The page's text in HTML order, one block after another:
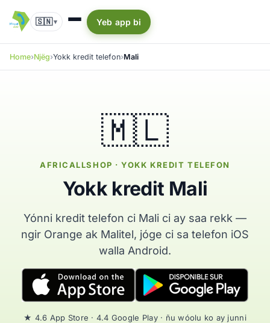
🇸🇳▾ Yeb app bi
Home Njëg Yokk kredit telefon Mali
🇲🇱
AFRICALLSHOP · YOKK KREDIT TELEFON
Yokk kredit Mali
Yónni kredit telefon ci Mali ci ay saa rekk —
ngir Orange ak Malitel, jóge ci sa telefon iOS
walla Android.
★ 4.6 App Store · 4.4 Google Play · ñu wóolu ko ay junni